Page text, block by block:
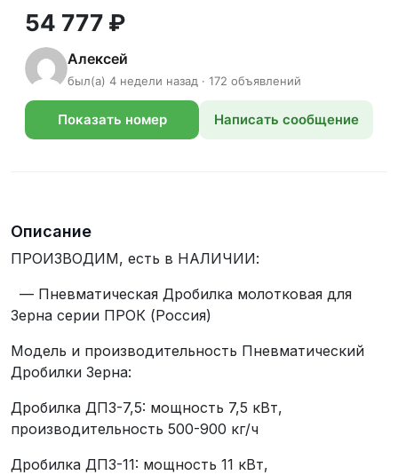
54 777 ₽
Алексей
был(а) 4 недели назад · 172 объявлений
Показать номер Написать сообщение
Описание
ПРОИЗВОДИМ, есть в НАЛИЧИИ:
— Пневматическая Дробилка молотковая для
Зерна серии ПРОК (Россия)
Модель и производительность Пневматический
Дробилки Зерна:
Дробилка ДПЗ-7,5: мощность 7,5 кВт,
производительность 500-900 кг/ч
Дробилка ДПЗ-11: мощность 11 кВт,